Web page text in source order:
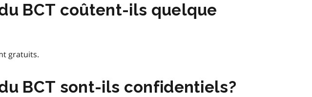
BCT coûtent-ils quelque
gratuits.
BCT sont-ils confidentiels?